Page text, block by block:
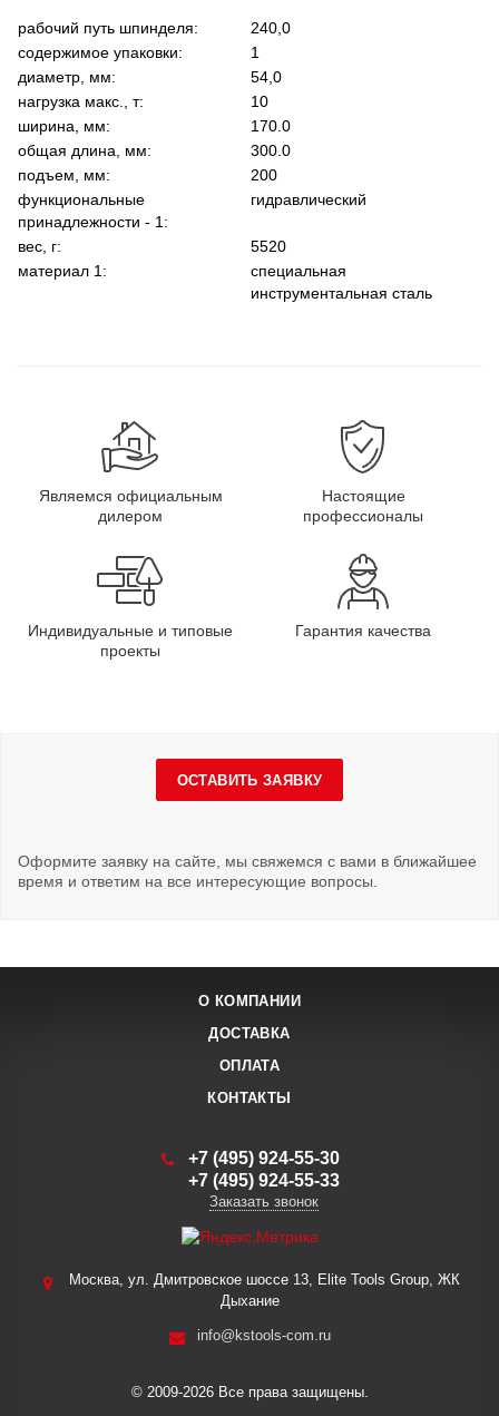
рабочий путь шпинделя:
240,0
содержимое упаковки:
1
диаметр, мм:
54,0
нагрузка макс., т:
10
ширина, мм:
170.0
общая длина, мм:
300.0
подъем, мм:
200
функциональные
принадлежности - 1:
гидравлический
вес, г:
5520
материал 1:
специальная
инструментальная сталь
Являемся официальным
дилером
Настоящие
профессионалы
Индивидуальные и типовые
проекты
Гарантия качества
ОСТАВИТЬ ЗАЯВКУ
Оформите заявку на сайте, мы свяжемся с вами в ближайшее
время и ответим на все интересующие вопросы.
О КОМПАНИИ
ДОСТАВКА
ОПЛАТА
КОНТАКТЫ
+7 (495) 924-55-30
+7 (495) 924-55-33
Заказать звонок
Москва, ул. Дмитровское шоссе 13, Elite Tools Group, ЖК
Дыхание
info@kstools-com.ru
© 2009-2026 Все права защищены.